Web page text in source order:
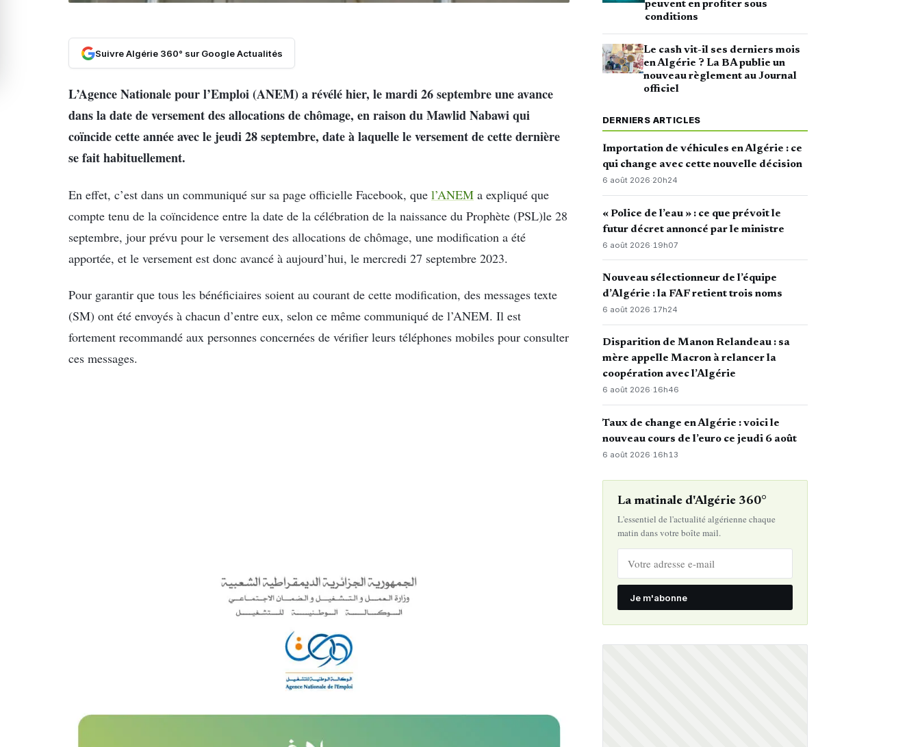
Suivre Algérie 360° sur Google Actualités
L’Agence Nationale pour l’Emploi (ANEM) a révélé hier, le mardi 26 septembre une avance
dans la date de versement des allocations de chômage, en raison du Mawlid Nabawi qui
coïncide cette année avec le jeudi 28 septembre, date à laquelle le versement de cette dernière
se fait habituellement.
En effet, c’est dans un communiqué sur sa page officielle Facebook, que l’ANEM a expliqué que
compte tenu de la coïncidence entre la date de la célébration de la naissance du Prophète (PSL)le 28
septembre, jour prévu pour le versement des allocations de chômage, une modification a été
apportée, et le versement est donc avancé à aujourd’hui, le mercredi 27 septembre 2023.
Pour garantir que tous les bénéficiaires soient au courant de cette modification, des messages texte
(SM) ont été envoyés à chacun d’entre eux, selon ce même communiqué de l’ANEM. Il est
fortement recommandé aux personnes concernées de vérifier leurs téléphones mobiles pour consulter
ces messages.
peuvent en profiter sous
conditions
Le cash vit-il ses derniers mois
en Algérie ? La BA publie un
nouveau règlement au Journal
officiel
DERNIERS ARTICLES
Importation de véhicules en Algérie : ce
qui change avec cette nouvelle décision
6 août 2026·20h24
« Police de l’eau » : ce que prévoit le
futur décret annoncé par le ministre
6 août 2026· 19h07
Nouveau sélectionneur de l’équipe
d’Algérie : la FAF retient trois noms
6 août 2026·17h24
Disparition de Manon Relandeau : sa
mère appelle Macron à relancer la
coopération avec l’Algérie
6 août 2026·16h46
Taux de change en Algérie : voici le
nouveau cours de l’euro ce jeudi 6 août
6 août 2026· 16h13
La matinale d'Algérie 360°
L'essentiel de l'actualité algérienne chaque
matin dans votre boîte mail.
Je m'abonne